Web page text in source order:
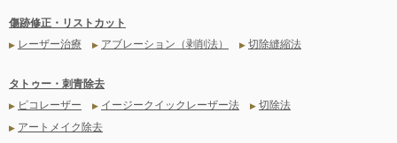
傷跡修正・リストカット
▶ レーザー治療 ▶ アブレーション（剥削法） ▶ 切除縫縮法
タトゥー・刺青除去
▶ ピコレーザー ▶ イージークイックレーザー法 ▶ 切除法
▶ アートメイク除去